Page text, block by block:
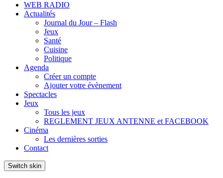
WEB RADIO
Actualités
Journal du Jour – Flash
Jeux
Santé
Cuisine
Politique
Agenda
Créer un compte
Ajouter votre évènement
Spectacles
Jeux
Tous les jeux
REGLEMENT JEUX ANTENNE et FACEBOOK
Cinéma
Les dernières sorties
Contact
Switch skin